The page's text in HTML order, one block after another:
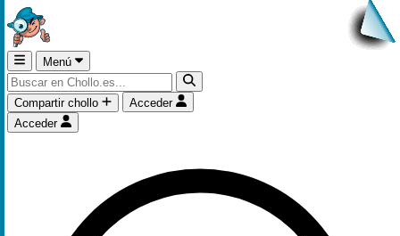
Menú
Compartir chollo
Acceder
Acceder